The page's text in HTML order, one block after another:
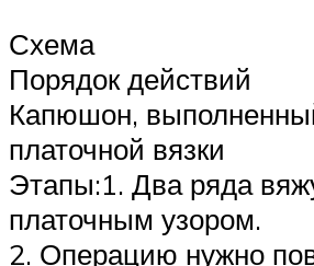
Схема
Порядок действий
Капюшон,
платочной вязки
Этапы:1. Два ряда
платочным узором.
2. Операцию нужно